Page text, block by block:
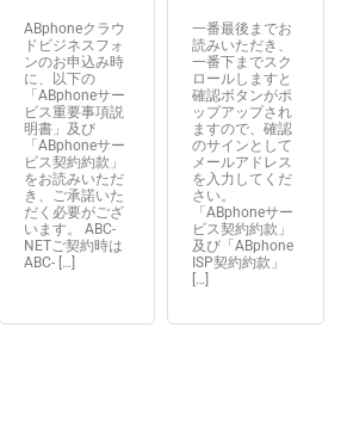
ABphoneクラウ
ドビジネスフォ
ンのお申込み時
に、以下の
「ABphoneサー
ビス重要事項説
明書」及び
「ABphoneサー
ビス契約約款」
をお読みいただ
き、ご承諾いた
だく必要がござ
います。 ABC-
NETご契約時は
ABC- […]
一番最後までお
読みいただき、
一番下までスク
ロールしますと
確認ボタンがポ
ップアップされ
ますので、確認
のサインとして
メールアドレス
を入力してくだ
さい。
「ABphoneサー
ビス契約約款」
及び「ABphone
ISP契約約款」
[…]